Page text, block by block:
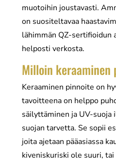
muotoihin joustavasti.
on suositeltavaa
lähimmän QZ-sertifioidun
helposti verkosta.
Milloin
Keraaminen pinnoite on
tavoitteena on helppo
säilyttäminen ja UV-suoja
suojan tarvetta. Se sopii
joita ajetaan pääasiassa
kiveniskuriski ole suuri,